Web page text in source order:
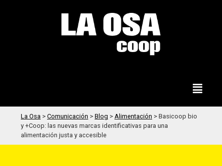
La Osa > Comunicación > Blog > Alimentación > Basicoop bio
y +Coop: las nuevas marcas identificativas para una
alimentación justa y accesible